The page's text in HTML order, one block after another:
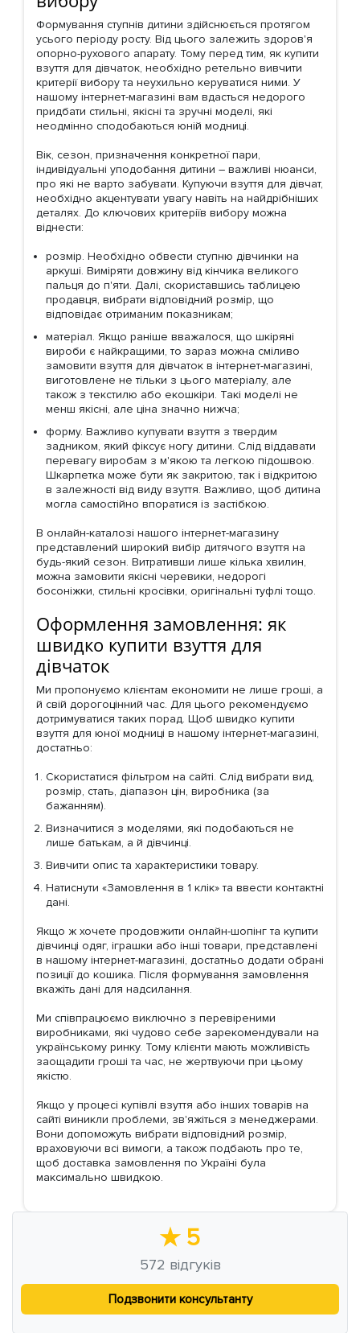
Формування ступнів дитини здійснюється протягом
усього періоду росту. Від цього залежить здоров'я
опорно-рухового апарату. Тому перед тим, як купити
взуття для дівчаток, необхідно ретельно вивчити
критерії вибору та неухильно керуватися ними. У
нашому інтернет-магазині вам вдасться недорого
придбати стильні, якісні та зручні моделі, які
неодмінно сподобаються юній модниці.
Вік, сезон, призначення конкретної пари,
індивідуальні уподобання дитини – важливі нюанси,
про які не варто забувати. Купуючи взуття для дівчат,
необхідно акцентувати увагу навіть на найдрібніших
деталях. До ключових критеріїв вибору можна
віднести:
розмір. Необхідно обвести ступню дівчинки на
аркуші. Виміряти довжину від кінчика великого
пальця до п'яти. Далі, скориставшись таблицею
продавця, вибрати відповідний розмір, що
відповідає отриманим показникам;
матеріал. Якщо раніше вважалося, що шкіряні
вироби є найкращими, то зараз можна сміливо
замовити взуття для дівчаток в інтернет-магазині,
виготовлене не тільки з цього матеріалу, але
також з текстилю або екошкіри. Такі моделі не
менш якісні, але ціна значно нижча;
форму. Важливо купувати взуття з твердим
задником, який фіксує ногу дитини. Слід віддавати
перевагу виробам з м'якою та легкою підошвою.
Шкарпетка може бути як закритою, так і відкритою
в залежності від виду взуття. Важливо, щоб дитина
могла самостійно впоратися із застібкою.
В онлайн-каталозі нашого інтернет-магазину
представлений широкий вибір дитячого взуття на
будь-який сезон. Витративши лише кілька хвилин,
можна замовити якісні черевики, недорогі
босоніжки, стильні кросівки, оригінальні туфлі тощо.
Оформлення замовлення: як
швидко купити взуття для
дівчаток
Ми пропонуємо клієнтам економити не лише гроші, а
й свій дорогоцінний час. Для цього рекомендуємо
дотримуватися таких порад. Щоб швидко купити
взуття для юної модниці в нашому інтернет-магазині,
достатньо:
Скористатися фільтром на сайті. Слід вибрати вид,
розмір, стать, діапазон цін, виробника (за
бажанням).
Визначитися з моделями, які подобаються не
лише батькам, а й дівчинці.
Вивчити опис та характеристики товару.
Натиснути «Замовлення в 1 клік» та ввести контактні
дані.
Якщо ж хочете продовжити онлайн-шопінг та купити
дівчинці одяг, іграшки або інші товари, представлені
в нашому інтернет-магазині, достатньо додати обрані
позиції до кошика. Після формування замовлення
вкажіть дані для надсилання.
Ми співпрацюємо виключно з перевіреними
виробниками, які чудово себе зарекомендували на
українському ринку. Тому клієнти мають можливість
заощадити гроші та час, не жертвуючи при цьому
якістю.
Якщо у процесі купівлі взуття або інших товарів на
сайті виникли проблеми, зв'яжіться з менеджерами.
Вони допоможуть вибрати відповідний розмір,
враховуючи всі вимоги, а також подбають про те,
щоб доставка замовлення по Україні була
максимально швидкою.
★ 5
572 відгуків
Подзвонити консультанту